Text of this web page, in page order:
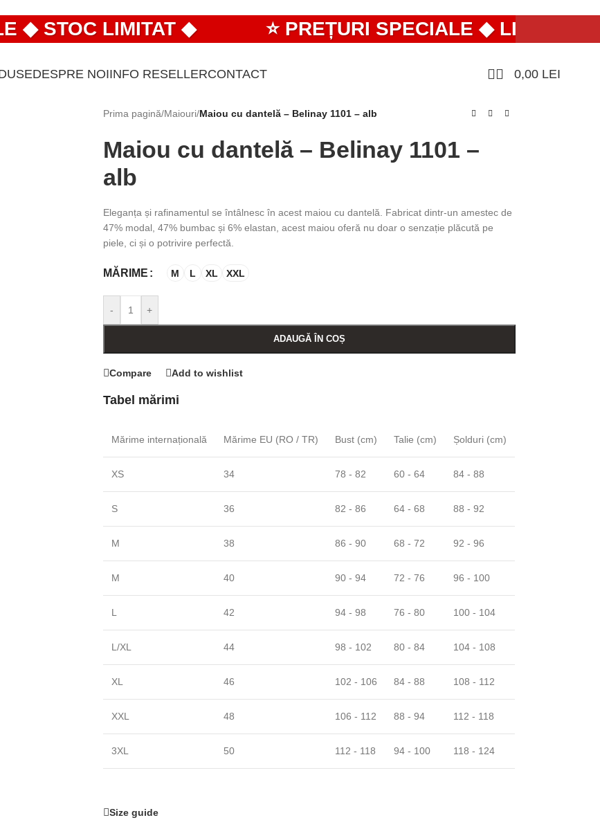
STOC LIMITAT ◆ ⭐ PREȚURI SPECIALE ◆ LIVRARE
DESPRE NOIINFO RESELLERCONTACT 0,00 LEI
Prima pagină/Maiouri/Maiou cu dantelă – Belinay 1101 – alb
Maiou cu dantelă – Belinay 1101 –
alb
Eleganța și rafinamentul se întâlnesc în acest maiou cu dantelă. Fabricat dintr-un amestec de
47% modal, 47% bumbac și 6% elastan, acest maiou oferă nu doar o senzație plăcută pe
piele, ci și o potrivire perfectă.
MĂRIME M L XL XXL
- +
ADAUGĂ ÎN COȘ
Compare Add to wishlist
Tabel mărimi
Mărime internațională Mărime EU (RO / TR) Bust (cm) Talie (cm) Șolduri (cm)
XS 34 78 - 82 60 - 64 84 - 88
S 36 82 - 86 64 - 68 88 - 92
M 38 86 - 90 68 - 72 92 - 96
M 40 90 - 94 72 - 76 96 - 100
L 42 94 - 98 76 - 80 100 - 104
L/XL 44 98 - 102 80 - 84 104 - 108
XL 46 102 - 106 84 - 88 108 - 112
XXL 48 106 - 112 88 - 94 112 - 118
3XL 50 112 - 118 94 - 100 118 - 124
Size guide